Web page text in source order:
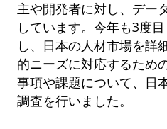
主や開発者に対し、デー
しています。今年も3度
し、日本の人材市場を詳
的ニーズに対応するため
事項や課題について、日
調査を行いました。